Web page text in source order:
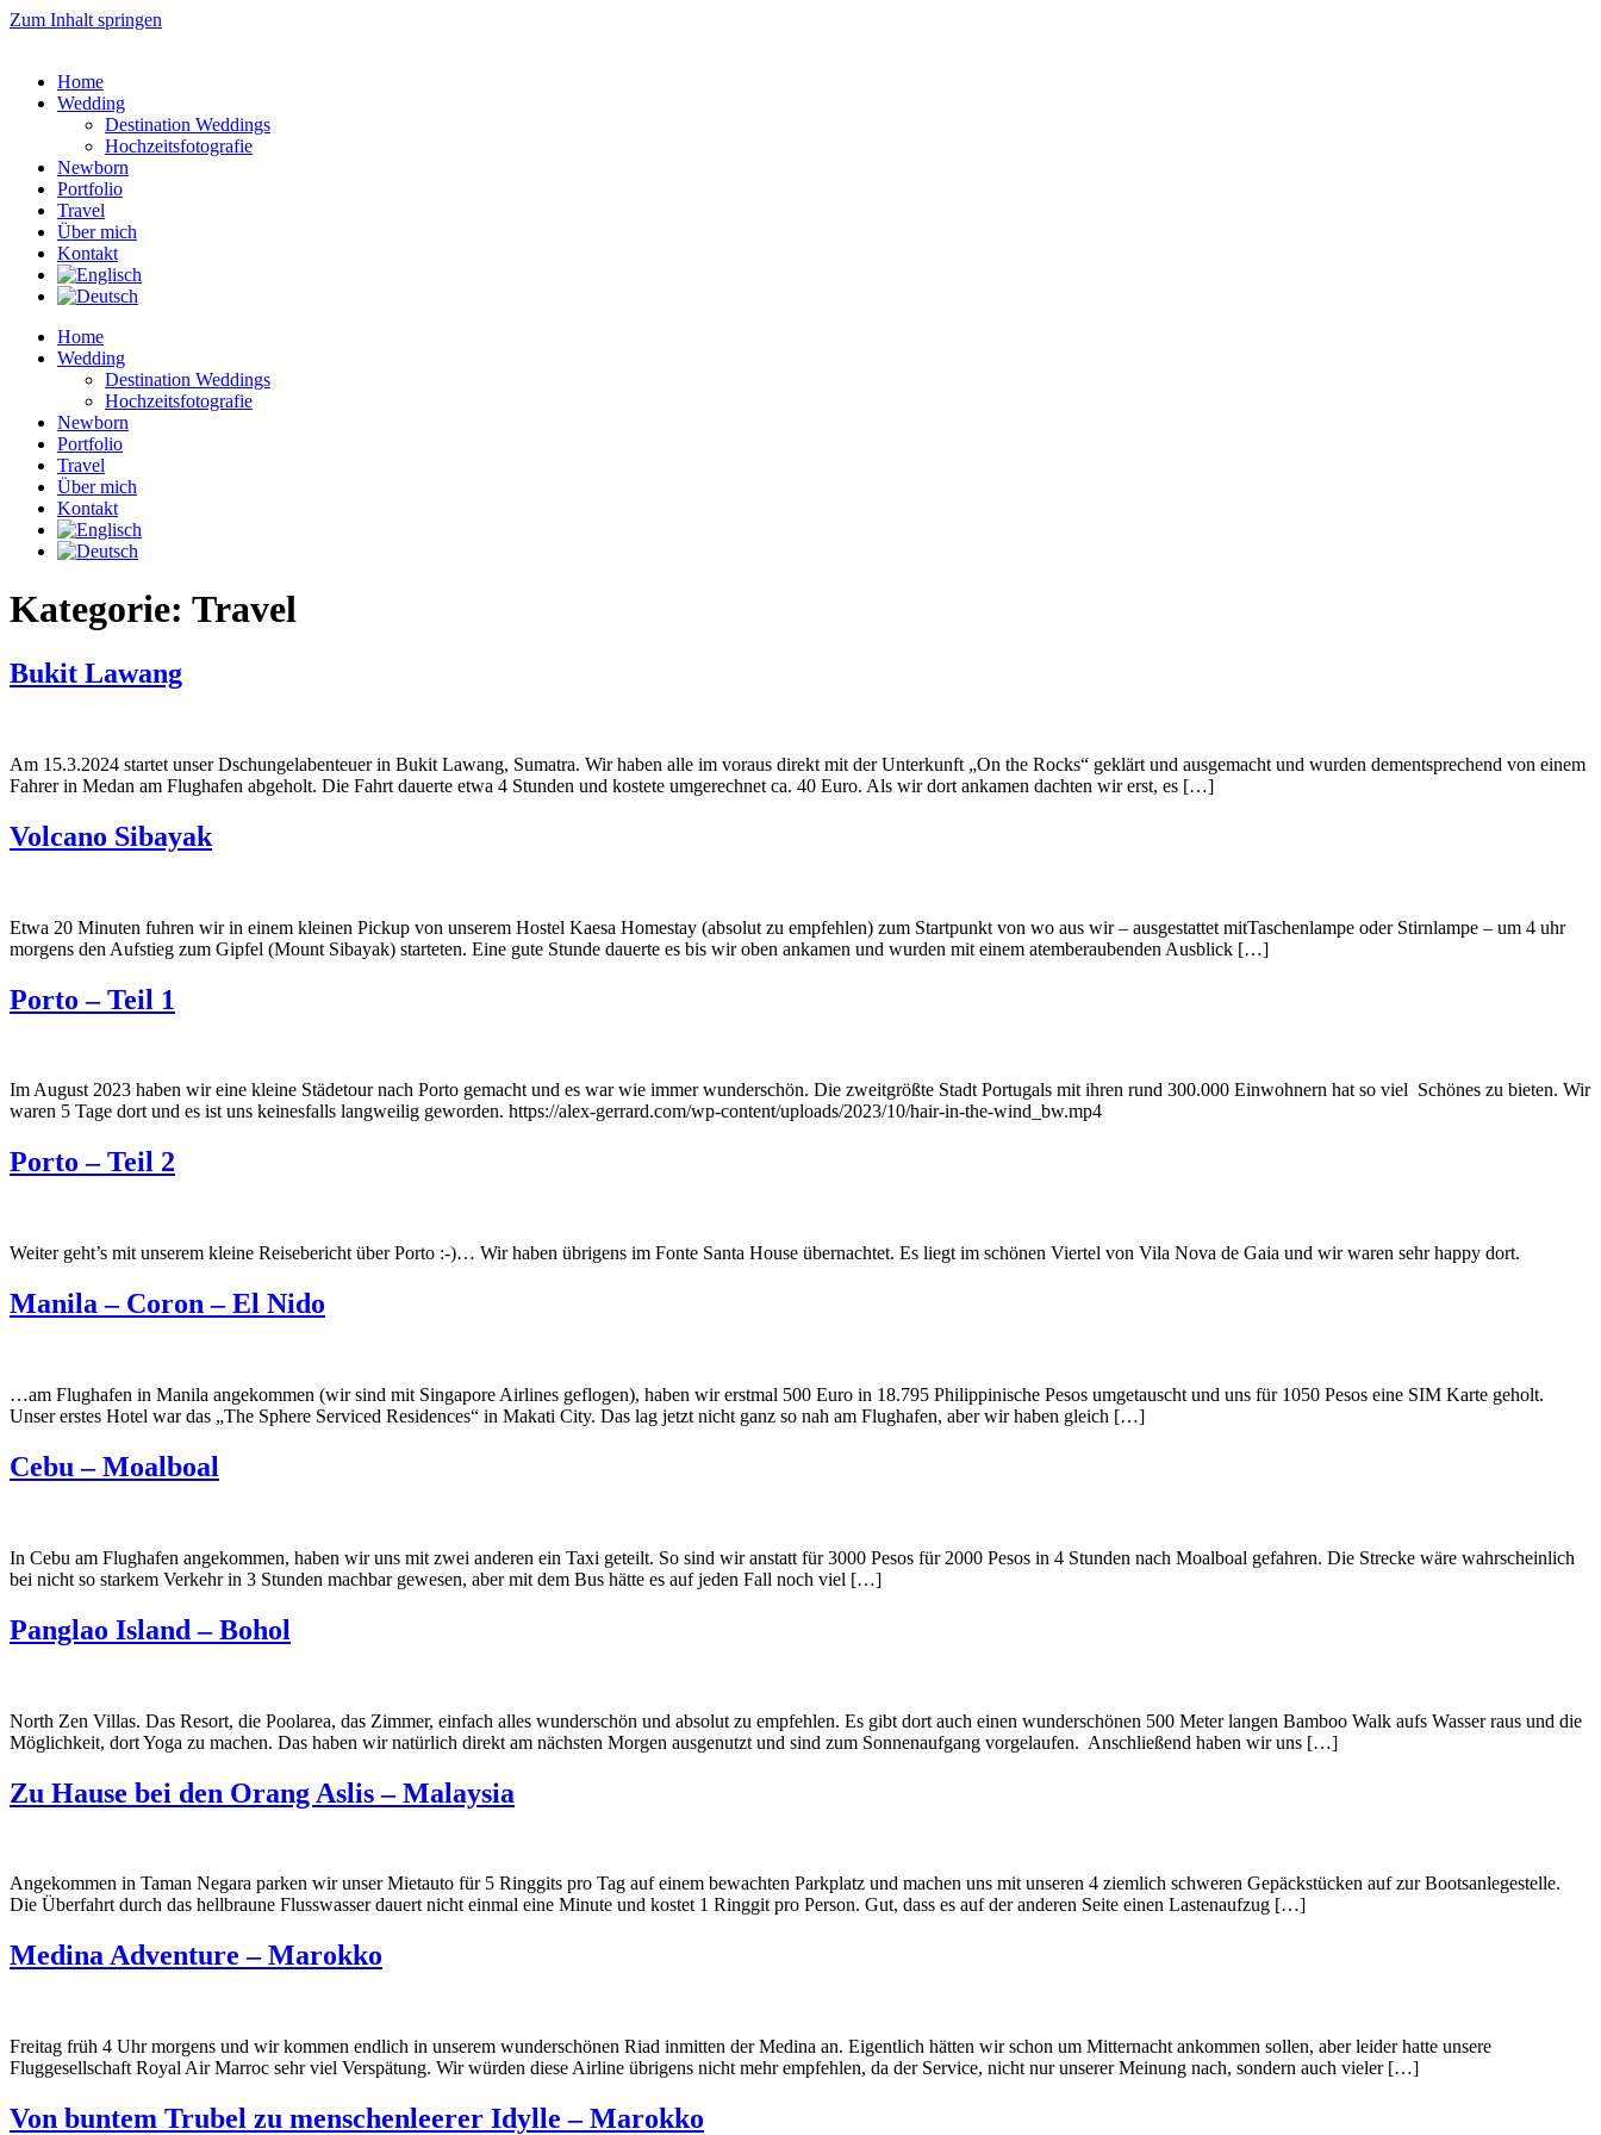
Zum Inhalt springen
Home
Wedding
Destination Weddings
Hochzeitsfotografie
Newborn
Portfolio
Travel
Über mich
Kontakt
Home
Wedding
Destination Weddings
Hochzeitsfotografie
Newborn
Portfolio
Travel
Über mich
Kontakt
Kategorie: Travel
Bukit Lawang
Am 15.3.2024 startet unser Dschungelabenteuer in Bukit Lawang, Sumatra. Wir haben alle im voraus direkt mit der Unterkunft „On the Rocks“ geklärt und ausgemacht und wurden dementsprechend von einem
Fahrer in Medan am Flughafen abgeholt. Die Fahrt dauerte etwa 4 Stunden und kostete umgerechnet ca. 40 Euro. Als wir dort ankamen dachten wir erst, es […]
Volcano Sibayak
Etwa 20 Minuten fuhren wir in einem kleinen Pickup von unserem Hostel Kaesa Homestay (absolut zu empfehlen) zum Startpunkt von wo aus wir – ausgestattet mitTaschenlampe oder Stirnlampe – um 4 uhr
morgens den Aufstieg zum Gipfel (Mount Sibayak) starteten. Eine gute Stunde dauerte es bis wir oben ankamen und wurden mit einem atemberaubenden Ausblick […]
Porto – Teil 1
Im August 2023 haben wir eine kleine Städetour nach Porto gemacht und es war wie immer wunderschön. Die zweitgrößte Stadt Portugals mit ihren rund 300.000 Einwohnern hat so viel Schönes zu bieten. Wir
waren 5 Tage dort und es ist uns keinesfalls langweilig geworden. https://alex-gerrard.com/wp-content/uploads/2023/10/hair-in-the-wind_bw.mp4
Porto – Teil 2
Weiter geht’s mit unserem kleine Reisebericht über Porto :-)… Wir haben übrigens im Fonte Santa House übernachtet. Es liegt im schönen Viertel von Vila Nova de Gaia und wir waren sehr happy dort.
Manila – Coron – El Nido
…am Flughafen in Manila angekommen (wir sind mit Singapore Airlines geflogen), haben wir erstmal 500 Euro in 18.795 Philippinische Pesos umgetauscht und uns für 1050 Pesos eine SIM Karte geholt.
Unser erstes Hotel war das „The Sphere Serviced Residences“ in Makati City. Das lag jetzt nicht ganz so nah am Flughafen, aber wir haben gleich […]
Cebu – Moalboal
In Cebu am Flughafen angekommen, haben wir uns mit zwei anderen ein Taxi geteilt. So sind wir anstatt für 3000 Pesos für 2000 Pesos in 4 Stunden nach Moalboal gefahren. Die Strecke wäre wahrscheinlich
bei nicht so starkem Verkehr in 3 Stunden machbar gewesen, aber mit dem Bus hätte es auf jeden Fall noch viel […]
Panglao Island – Bohol
North Zen Villas. Das Resort, die Poolarea, das Zimmer, einfach alles wunderschön und absolut zu empfehlen. Es gibt dort auch einen wunderschönen 500 Meter langen Bamboo Walk aufs Wasser raus und die
Möglichkeit, dort Yoga zu machen. Das haben wir natürlich direkt am nächsten Morgen ausgenutzt und sind zum Sonnenaufgang vorgelaufen. Anschließend haben wir uns […]
Zu Hause bei den Orang Aslis – Malaysia
Angekommen in Taman Negara parken wir unser Mietauto für 5 Ringgits pro Tag auf einem bewachten Parkplatz und machen uns mit unseren 4 ziemlich schweren Gepäckstücken auf zur Bootsanlegestelle.
Die Überfahrt durch das hellbraune Flusswasser dauert nicht einmal eine Minute und kostet 1 Ringgit pro Person. Gut, dass es auf der anderen Seite einen Lastenaufzug […]
Medina Adventure – Marokko
Freitag früh 4 Uhr morgens und wir kommen endlich in unserem wunderschönen Riad inmitten der Medina an. Eigentlich hätten wir schon um Mitternacht ankommen sollen, aber leider hatte unsere
Fluggesellschaft Royal Air Marroc sehr viel Verspätung. Wir würden diese Airline übrigens nicht mehr empfehlen, da der Service, nicht nur unserer Meinung nach, sondern auch vieler […]
Von buntem Trubel zu menschenleerer Idylle – Marokko